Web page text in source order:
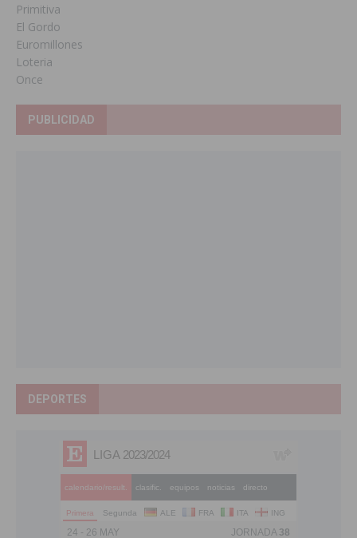
Primitiva
El Gordo
Euromillones
Loteria
Once
PUBLICIDAD
DEPORTES